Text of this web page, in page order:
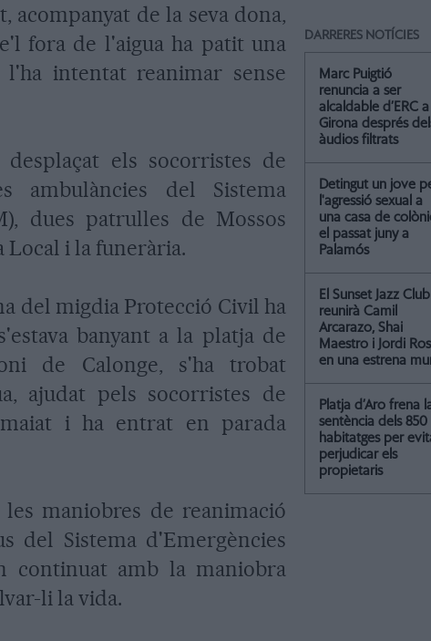
de la seva dona,
fora de l'aigua ha patit una
intentat reanimar sense
els socorristes de
ambulàncies del Sistema
dues patrulles de Mossos
Local i la funerària.
del migdia Protecció Civil ha
banyant a la platja de
de Calonge, s'ha trobat
ajudat pels socorristes de
i ha entrat en parada
maniobres de reanimació
del Sistema d'Emergències
continuat amb la maniobra
li la vida.
DARRERES NOTÍCIES
Marc Puigtió
renuncia a ser
alcaldable d’ERC a
Girona després
àudios filtrats
Detingut un jove
l'agressió sexual a
una casa de
el passat juny a
Palamós
El Sunset Jazz Club
reunirà Camil
Arcarazo, Shai
Maestro i Jordi
en una estrena
Platja d’Aro frena
sentència dels 850
habitatges per
perjudicar els
propietaris